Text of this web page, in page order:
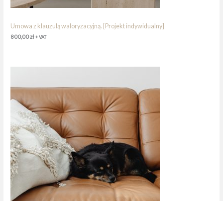
Umowa z klauzulą waloryzacyjną. [Projekt indywidualny]
800,00zł+ VAT